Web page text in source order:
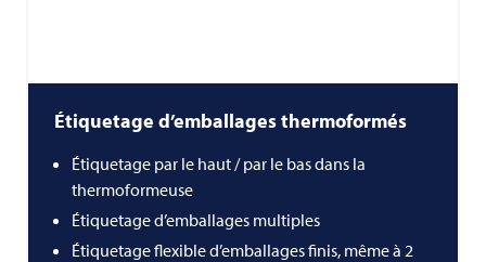
Étiquetage d’emballages thermoformés
Étiquetage par le haut / par le bas dans la
thermoformeuse
Étiquetage d’emballages multiples
Étiquetage flexible d’emballages finis, même à 2